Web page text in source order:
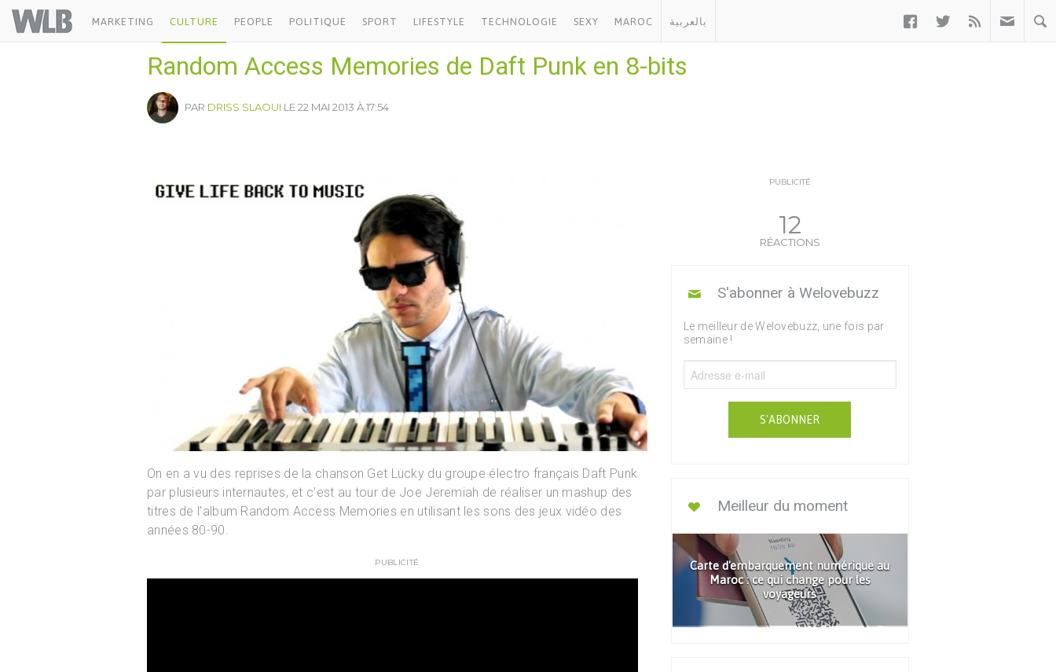
Welovebuzz
MARKETING CULTURE PEOPLE POLITIQUE SPORT LIFESTYLE TECHNOLOGIE SEXY MAROC بالعربية   
Random Access Memories de Daft Punk en 8-bits
PAR DRISS SLAOUI LE 22 MAI 2013 À 17:54
On en a vu des reprises de la chanson Get Lucky du groupe électro français Daft Punk
par plusieurs internautes, et c’est au tour de Joe Jeremiah de réaliser un mashup des
titres de l’album Random Access Memories en utilisant les sons des jeux vidéo des
années 80-90.
PUBLICITÉ
PUBLICITÉ
12
RÉACTIONS
S'abonner à Welovebuzz
Le meilleur de Welovebuzz, une fois par
semaine !
S'ABONNER
Meilleur du moment
Carte d'embarquement numérique au
Maroc : ce qui change pour les
voyageurs